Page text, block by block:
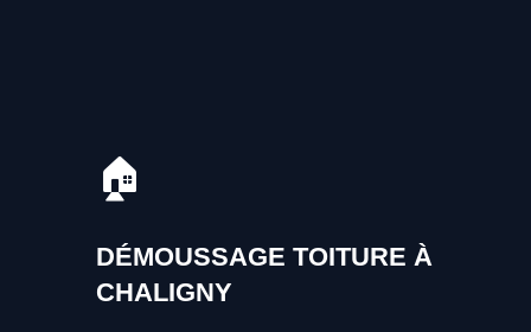
🏠
DÉMOUSSAGE TOITURE À
CHALIGNY